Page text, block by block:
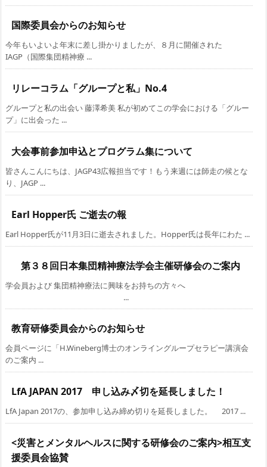
国際委員会からのお知らせ
今年もいよいよ年末に差し掛かりましたが、８月に開催された
IAGP（国際集団精神療 ...
リレーコラム「グループと私」No.4
グループと私の出会い 藤澤希美 私が初めてこの学会における「グルー
プ」に出会った ...
大会事前参加申込とプログラム集について
皆さんこんにちは、JAGP43広報担当です！もう来週には師走の候とな
り、JAGP ...
Earl Hopper氏 ご逝去の報
Earl Hopper氏が11月3日に逝去されました。Hopper氏は長年にわた ...
第３８回日本集団精神療法学会主催研修会のご案内
学会員および 集団精神療法に興味をお持ちの方々へ
...
教育研修委員会からのお知らせ
会員ページに「H.Wineberg博士のオンライングループセラピー講演会
のご案内 ...
LfA JAPAN 2017 申し込み〆切を延長しました！
LfA Japan 2017の、参加申し込み締め切りを延長しました。 2017 ...
<災害とメンタルヘルスに関する研修会のご案内>相互支
援委員会協賛